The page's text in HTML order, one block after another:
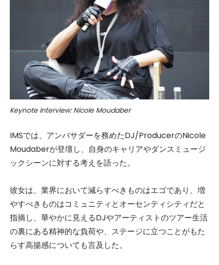
Keynote Interview: Nicole Moudaber
IMSでは、アンバサダーを務めたDJ/ProducerのNicole
Moudaberが登壇し、自身のキャリアやダンスミュージ
ックシーンに対する考えを語った。
彼女は、業界において減らすべきものはエゴであり、増
やすべきものはコミュニティとオーセンティシティだと
指摘し、華やかに見えるDJやアーティストのツアー生活
の裏にある精神的な負荷や、ステージに立つことがもた
らす高揚感についても言及した。